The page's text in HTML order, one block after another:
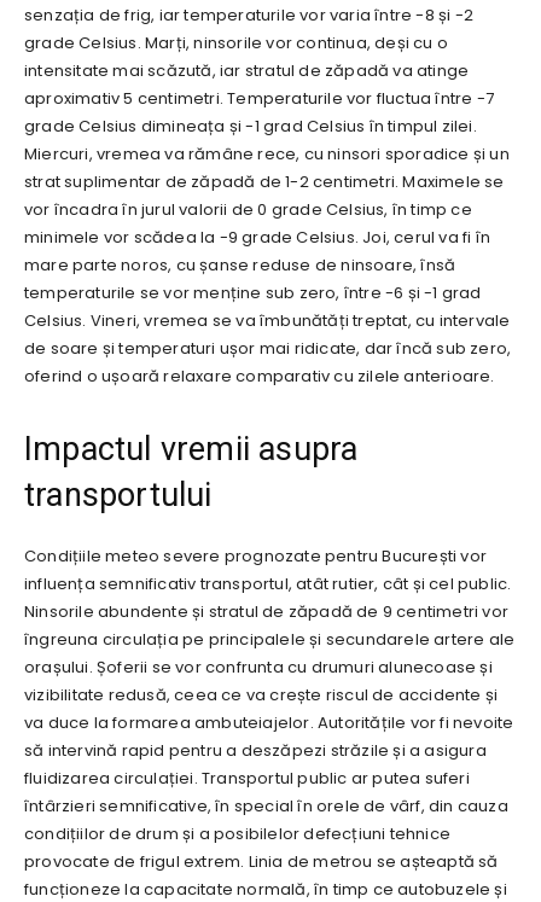
senzația de frig, iar temperaturile vor varia între -8 și -2
grade Celsius. Marți, ninsorile vor continua, deși cu o
intensitate mai scăzută, iar stratul de zăpadă va atinge
aproximativ 5 centimetri. Temperaturile vor fluctua între -7
grade Celsius dimineața și -1 grad Celsius în timpul zilei.
Miercuri, vremea va rămâne rece, cu ninsori sporadice și un
strat suplimentar de zăpadă de 1-2 centimetri. Maximele se
vor încadra în jurul valorii de 0 grade Celsius, în timp ce
minimele vor scădea la -9 grade Celsius. Joi, cerul va fi în
mare parte noros, cu șanse reduse de ninsoare, însă
temperaturile se vor menține sub zero, între -6 și -1 grad
Celsius. Vineri, vremea se va îmbunătăți treptat, cu intervale
de soare și temperaturi ușor mai ridicate, dar încă sub zero,
oferind o ușoară relaxare comparativ cu zilele anterioare.
Impactul vremii asupra
transportului
Condițiile meteo severe prognozate pentru București vor
influența semnificativ transportul, atât rutier, cât și cel public.
Ninsorile abundente și stratul de zăpadă de 9 centimetri vor
îngreuna circulația pe principalele și secundarele artere ale
orașului. Șoferii se vor confrunta cu drumuri alunecoase și
vizibilitate redusă, ceea ce va crește riscul de accidente și
va duce la formarea ambuteiajelor. Autoritățile vor fi nevoite
să intervină rapid pentru a deszăpezi străzile și a asigura
fluidizarea circulației. Transportul public ar putea suferi
întârzieri semnificative, în special în orele de vârf, din cauza
condițiilor de drum și a posibilelor defecțiuni tehnice
provocate de frigul extrem. Linia de metrou se așteaptă să
funcționeze la capacitate normală, în timp ce autobuzele și